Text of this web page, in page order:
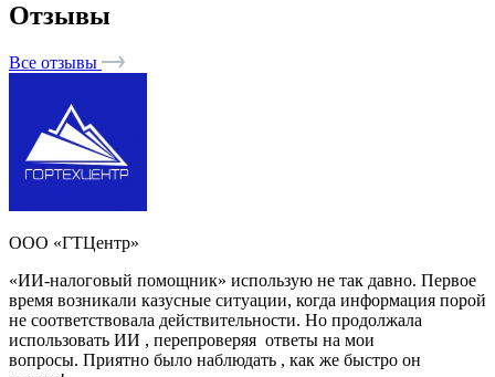
Отзывы
Все отзывы
ООО «ГТЦентр»
«ИИ-налоговый помощник» использую не так давно. Первое
время возникали казусные ситуации, когда информация порой
не соответствовала действительности. Но продолжала
использовать ИИ , перепроверяя ответы на мои
вопросы. Приятно было наблюдать , как же быстро он